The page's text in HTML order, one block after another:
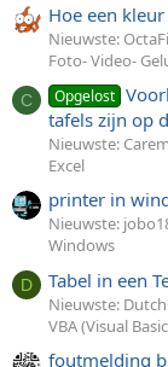
Hoe een
Nieuwste:
Foto- Video-
C Opgelost
tafels zijn op
Nieuwste:
Excel
printer in
Nieuwste:
Windows
D Tabel in een
Nieuwste:
VBA (Visual
foutmelding